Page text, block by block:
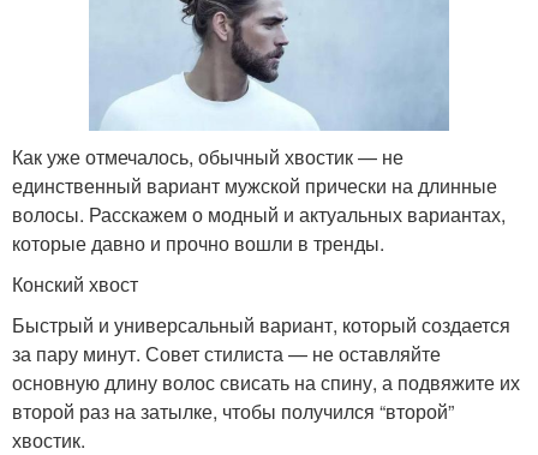
Как уже отмечалось, обычный хвостик — не
единственный вариант мужской прически на длинные
волосы. Расскажем о модный и актуальных вариантах,
которые давно и прочно вошли в тренды.
Конский хвост
Быстрый и универсальный вариант, который создается
за пару минут. Совет стилиста — не оставляйте
основную длину волос свисать на спину, а подвяжите их
второй раз на затылке, чтобы получился “второй”
хвостик.